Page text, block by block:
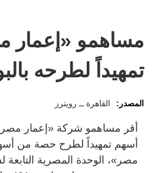
مساهمو «إعمار
تمهيداً لطرحه
المصدر: القاهرة ــ رويترز
أسهم تمهيداً لطرح حصة من